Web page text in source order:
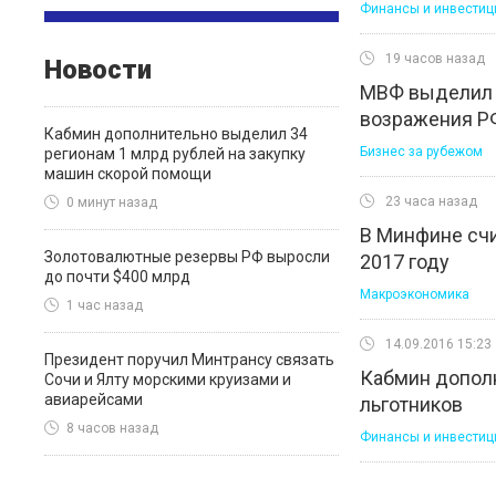
Новости
Кабмин дополнительно выделил 34
регионам 1 млрд рублей на закупку
машин скорой помощи
0 минут назад
Золотовалютные резервы РФ выросли
до почти $400 млрд
1 час назад
Президент поручил Минтрансу связать
Сочи и Ялту морскими круизами и
авиарейсами
8 часов назад
Финансы и
19 часов назад
МВФ выделил
возражения
Бизнес за рубежом
23 часа назад
В Минфине
2017 году
Макроэкономика
14.09.2016 15:23
Кабмин
льготников
Финансы и